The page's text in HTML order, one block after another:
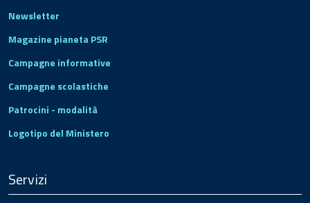
Newsletter
Magazine pianeta PSR
Campagne informative
Campagne scolastiche
Patrocini - modalità
Logotipo del Ministero
Servizi